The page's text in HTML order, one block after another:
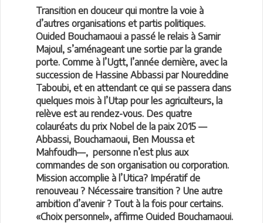
Transition en douceur qui montre la voie à
d’autres organisations et partis politiques.
Ouided Bouchamaoui a passé le relais à Samir
Majoul, s’aménageant une sortie par la grande
porte. Comme à l’Ugtt, l’année dernière, avec la
succession de Hassine Abbassi par Noureddine
Taboubi, et en attendant ce qui se passera dans
quelques mois à l’Utap pour les agriculteurs, la
relève est au rendez-vous. Des quatre
colauréats du prix Nobel de la paix 2015 —
Abbassi, Bouchamaoui, Ben Moussa et
Mahfoudh—, personne n’est plus aux
commandes de son organisation ou corporation.
Mission accomplie à l’Utica? Impératif de
renouveau ? Nécessaire transition ? Une autre
ambition d’avenir ? Tout à la fois pour certains.
«Choix personnel», affirme Ouided Bouchamaoui.